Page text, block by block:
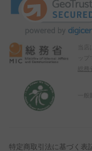
当
総
特定商取引法に基づく表